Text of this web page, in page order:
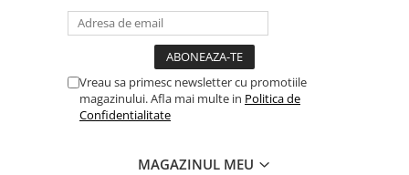
Vreau sa primesc newsletter cu promotiile
magazinului. Afla mai multe in Politica de
Confidentialitate
MAGAZINUL MEU